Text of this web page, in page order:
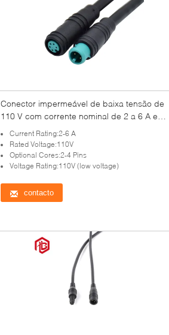
Conector impermeável de baixa tensão de
110 V com corrente nominal de 2 a 6 A e 2-
4 núcleos opcionais
Current Rating:2-6 A
Rated Voltage:110V
Optional Cores:2-4 Pins
Voltage Rating:110V (low voltage)
contacto